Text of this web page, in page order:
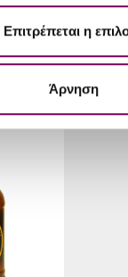
Επιτρέπεται η
Άρνηση
ΊΣΩΣ ΣΑΣ ΑΡΈΣΟΥΝ